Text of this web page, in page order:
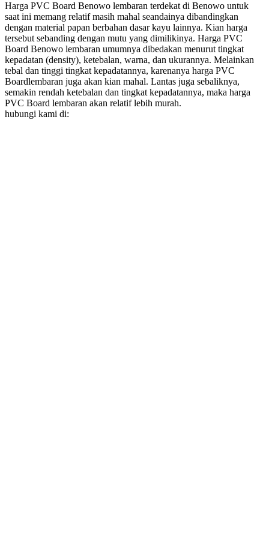
Harga PVC Board Benowo lembaran terdekat di Benowo untuk
saat ini memang relatif masih mahal seandainya dibandingkan
dengan material papan berbahan dasar kayu lainnya. Kian harga
tersebut sebanding dengan mutu yang dimilikinya. Harga PVC
Board Benowo lembaran umumnya dibedakan menurut tingkat
kepadatan (density), ketebalan, warna, dan ukurannya. Melainkan
tebal dan tinggi tingkat kepadatannya, karenanya harga PVC
Boardlembaran juga akan kian mahal. Lantas juga sebaliknya,
semakin rendah ketebalan dan tingkat kepadatannya, maka harga
PVC Board lembaran akan relatif lebih murah.
hubungi kami di: